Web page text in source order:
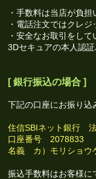
・手数料は当店が負担
・電話注文ではクレ
・安全なお取引をし
3Dセキュアの本人認
[ 銀行振込の場合 ]
下記の口座にお振り込
住信SBIネット銀行
口座番号 2078833
名義 カ）モリショウ
振込手数料はお客様に